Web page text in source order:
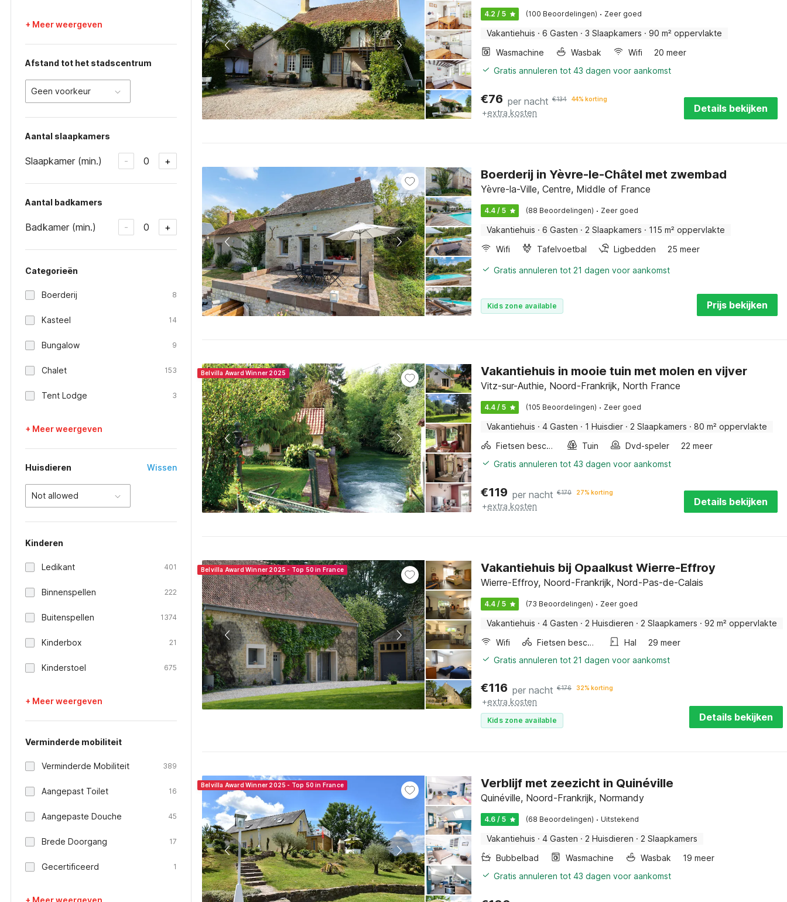
+ Meer weergeven
Afstand tot het stadscentrum
Geen voorkeur
Aantal slaapkamers
Slaapkamer (min.) - 0 +
Aantal badkamers
Badkamer (min.) - 0 +
Categorieën
Boerderij 8
Kasteel 14
Bungalow 9
Chalet 153
Tent Lodge 3
+ Meer weergeven
Huisdieren Wissen
Not allowed
Kinderen
Ledikant 401
Binnenspellen 222
Buitenspellen 1374
Kinderbox 21
Kinderstoel 675
+ Meer weergeven
Verminderde mobiliteit
Verminderde Mobiliteit 389
Aangepast Toilet 16
Aangepaste Douche 45
Brede Doorgang 17
Gecertificeerd 1
+ Meer weergeven
4.2 / 5 (100 Beoordelingen) · Zeer goed
Vakantiehuis · 6 Gasten · 3 Slaapkamers · 90 m² oppervlakte
Wasmachine
Wasbak Wifi
20 meer
Gratis annuleren tot 43 dagen voor aankomst
€76 per nacht €134 44% korting
+extra kosten Details bekijken
Boerderij in Yèvre-le-Châtel met zwembad
Yèvre-la-Ville, Centre, Middle of France
4.4 / 5 (88 Beoordelingen) · Zeer goed
Vakantiehuis · 6 Gasten · 2 Slaapkamers · 115 m² oppervlakte
Wifi
Tafelvoetbal Ligbedden 25 meer
Gratis annuleren tot 21 dagen voor aankomst
Kids zone available Prijs bekijken
Belvilla Award Winner 2025 Vakantiehuis in mooie tuin met molen en vijver
Vitz-sur-Authie, Noord-Frankrijk, North France
4.4 / 5 (105 Beoordelingen) · Zeer goed
Vakantiehuis · 4 Gasten · 1 Huisdier · 2 Slaapkamers · 80 m² oppervlakte
Fietsen beschikbaar
Tuin Dvd-speler
22 meer
Gratis annuleren tot 43 dagen voor aankomst
€119 per nacht €170 27% korting
+extra kosten Details bekijken
Belvilla Award Winner 2025 - Top 50 in France Vakantiehuis bij Opaalkust Wierre-Effroy
Wierre-Effroy, Noord-Frankrijk, Nord-Pas-de-Calais
4.4 / 5 (73 Beoordelingen) · Zeer goed
Vakantiehuis · 4 Gasten · 2 Huisdieren · 2 Slaapkamers · 92 m² oppervlakte
Wifi
Fietsen beschikbaar Hal
29 meer
Gratis annuleren tot 21 dagen voor aankomst
€116 per nacht €176 32% korting
+extra kosten
Kids zone available Details bekijken
Belvilla Award Winner 2025 - Top 50 in France Verblijf met zeezicht in Quinéville
Quinéville, Noord-Frankrijk, Normandy
4.6 / 5 (68 Beoordelingen) · Uitstekend
Vakantiehuis · 4 Gasten · 2 Huisdieren · 2 Slaapkamers
Bubbelbad
Wasmachine Wasbak
19 meer
Gratis annuleren tot 43 dagen voor aankomst